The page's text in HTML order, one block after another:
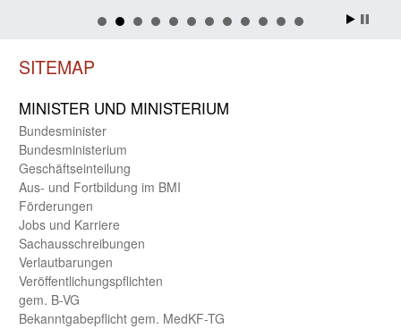
SITEMAP
MINISTER UND MINIST­ERIUM
Bundes­minister
Bundes­ministerium
Geschäfts­einteilung
Aus- und Fortbildung im BMI
Förderungen
Jobs und Karriere
Sachaus­schreibungen
Verlautbarungen
Veröffentlichungspflichten
gem. B-VG
Bekanntgabepflicht gem. MedKF-TG